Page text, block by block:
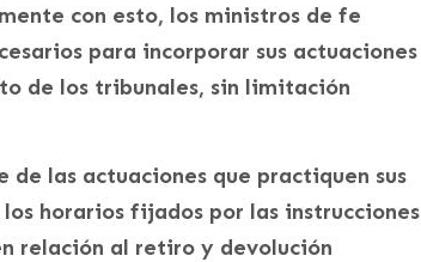
con esto, los ministros de fe
para incorporar sus actuaciones
de los tribunales, sin limitación
las actuaciones que practiquen sus
horarios fijados por las instrucciones
relación al retiro y devolución